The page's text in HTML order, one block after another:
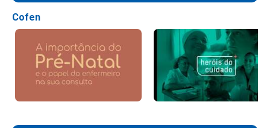
Cofen